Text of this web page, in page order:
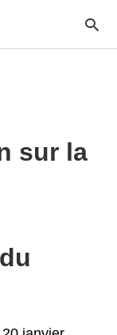
sur la